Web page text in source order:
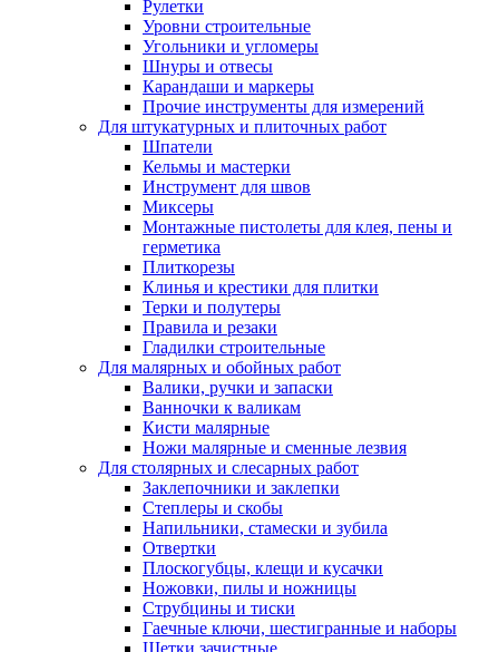
Рулетки
Уровни строительные
Угольники и угломеры
Шнуры и отвесы
Карандаши и маркеры
Прочие инструменты для измерений
Для штукатурных и плиточных работ
Шпатели
Кельмы и мастерки
Инструмент для швов
Миксеры
Монтажные пистолеты для клея, пены и
герметика
Плиткорезы
Клинья и крестики для плитки
Терки и полутеры
Правила и резаки
Гладилки строительные
Для малярных и обойных работ
Валики, ручки и запаски
Ванночки к валикам
Кисти малярные
Ножи малярные и сменные лезвия
Для столярных и слесарных работ
Заклепочники и заклепки
Степлеры и скобы
Напильники, стамески и зубила
Отвертки
Плоскогубцы, клещи и кусачки
Ножовки, пилы и ножницы
Струбцины и тиски
Гаечные ключи, шестигранные и наборы
Щетки зачистные